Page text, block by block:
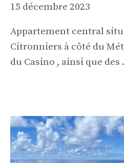
15 décembre 2023
Appartement central
Citronniers à côté du
du Casino , ainsi que des